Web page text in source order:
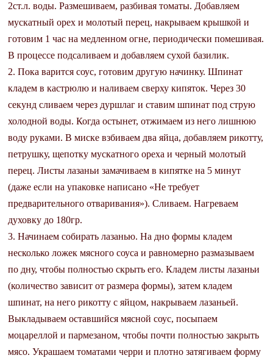
2ст.л. воды. Размешиваем, разбивая томаты. Добавляем
мускатный орех и молотый перец, накрываем крышкой и
готовим 1 час на медленном огне, периодически помешивая.
В процессе подсаливаем и добавляем сухой базилик.
2. Пока варится соус, готовим другую начинку. Шпинат
кладем в кастрюлю и наливаем сверху кипяток. Через 30
секунд сливаем через дуршлаг и ставим шпинат под струю
холодной воды. Когда остынет, отжимаем из него лишнюю
воду руками. В миске взбиваем два яйца, добавляем рикотту,
петрушку, щепотку мускатного ореха и черный молотый
перец. Листы лазаньи замачиваем в кипятке на 5 минут
(даже если на упаковке написано «Не требует
предварительного отваривания»). Сливаем. Нагреваем
духовку до 180гр.
3. Начинаем собирать лазанью. На дно формы кладем
несколько ложек мясного соуса и равномерно размазываем
по дну, чтобы полностью скрыть его. Кладем листы лазаньи
(количество зависит от размера формы), затем кладем
шпинат, на него рикотту с яйцом, накрываем лазаньей.
Выкладываем оставшийся мясной соус, посыпаем
моцареллой и пармезаном, чтобы почти полностью закрыть
мясо. Украшаем томатами черри и плотно затягиваем форму